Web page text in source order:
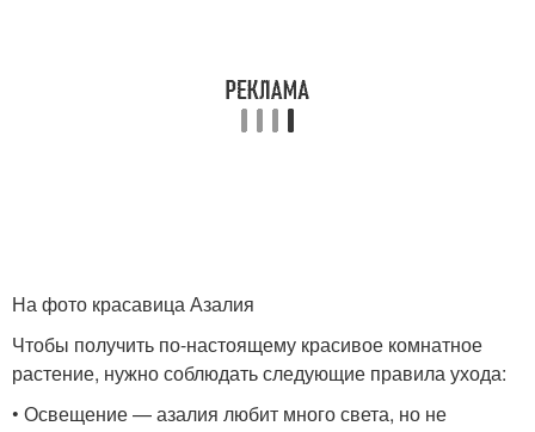
На фото красавица Азалия
Чтобы получить по-настоящему красивое комнатное
растение, нужно соблюдать следующие правила ухода:
• Освещение — азалия любит много света, но не